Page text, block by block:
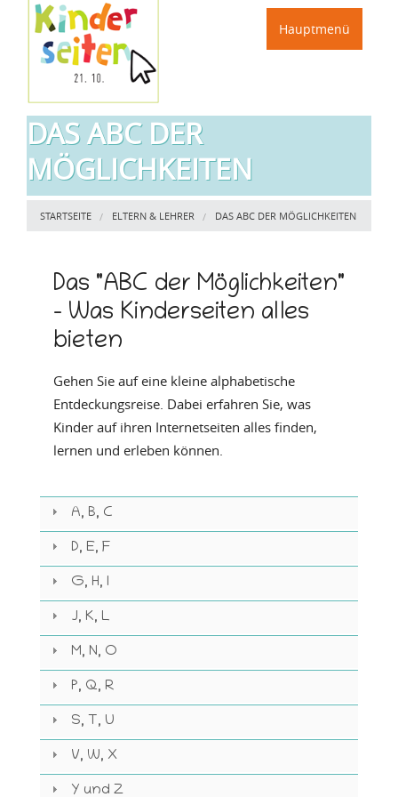
Direkt zum Inhalt
Hauptmenü
DAS ABC DER
MÖGLICHKEITEN
Sie sind hier
STARTSEITE ELTERN & LEHRER DAS ABC DER MÖGLICHKEITEN
Das "ABC der Möglichkeiten"
- Was Kinderseiten alles
bieten
Gehen Sie auf eine kleine alphabetische
Entdeckungsreise. Dabei erfahren Sie, was
Kinder auf ihren Internetseiten alles finden,
lernen und erleben können.
A, B, C
D, E, F
G, H, I
J, K, L
M, N, O
P, Q, R
S, T, U
V, W, X
Y und Z